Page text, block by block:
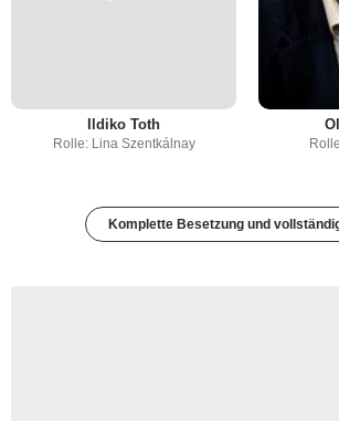
Ildiko Toth
Rolle: Lina Szentkálnay
Komplette Besetzung und